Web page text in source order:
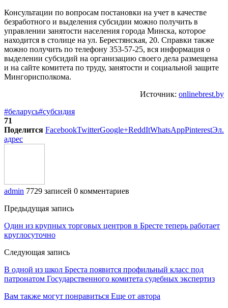
Консультации по вопросам постановки на учет в качестве
безработного и выделения субсидии можно получить в
управлении занятости населения города Минска, которое
находится в столице на ул. Берестянская, 20. Справки также
можно получить по телефону 353-57-25, вся информация о
выделении субсидий на организацию своего дела размещена
и на сайте комитета по труду, занятости и социальной защите
Мингорисполкома.
Источник: onlinebrest.by
#беларусь#субсидия
71
Поделится FacebookTwitterGoogle+ReddItWhatsAppPinterestЭл.
адрес
admin 7729 записей 0 комментариев
Предыдущая запись
Один из крупных торговых центров в Бресте теперь работает
круглосуточно
Следующая запись
В одной из школ Бреста появится профильный класс под
патронатом Государственного комитета судебных экспертиз
Вам также могут понравиться Еще от автора